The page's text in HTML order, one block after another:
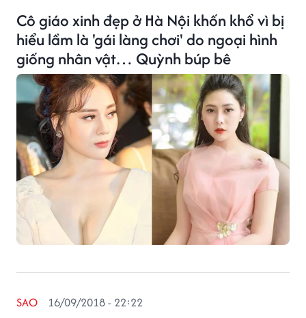
Cô giáo xinh đẹp ở Hà Nội khốn khổ vì bị
hiểu lầm là 'gái làng chơi' do ngoại hình
giống nhân vật… Quỳnh búp bê
SAO 16/09/2018 - 22:22